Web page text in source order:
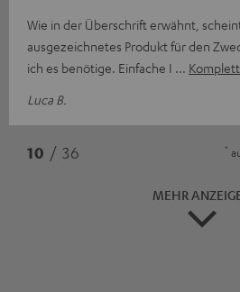
Wie in der Überschrift erwähnt,
ausgezeichnetes Produkt für den
ich es benötige. Einfache I
Luca B.
10 / 36 *
MEHR